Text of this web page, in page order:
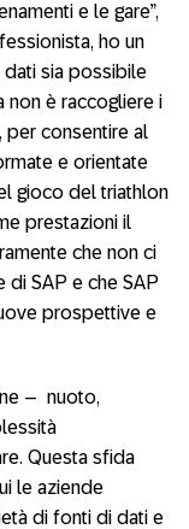
e le gare”,
ho un
sia possibile
non è raccogliere i
per consentire al
e orientate
gioco del triathlon
prestazioni il
che non ci
di SAP e che SAP
prospettive e
– nuoto,
Questa sfida
le aziende
di fonti di dati e